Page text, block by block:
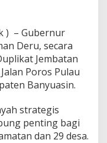
) – Gubernur
Deru, secara
Jembatan
Poros Pulau
Banyuasin.
strategis
penting bagi
dan 29 desa.